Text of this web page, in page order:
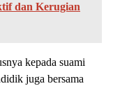
dan Kerugian
kepada suami
juga bersama